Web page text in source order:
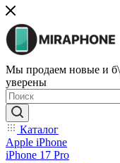
Мы продаем новые и
уверены
Каталог
Apple iPhone
iPhone 17 Pro